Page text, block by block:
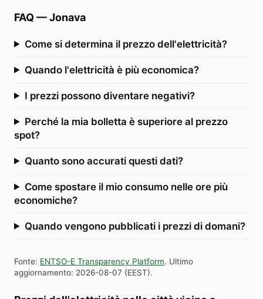
FAQ —Jonava
Come si determina il prezzo dell'elettricità?
Quando l'elettricità è più economica?
I prezzi possono diventare negativi?
Perché la mia bolletta è superiore al prezzo
spot?
Quanto sono accurati questi dati?
Come spostare il mio consumo nelle ore più
economiche?
Quando vengono pubblicati i prezzi di domani?
Fonte: ENTSO-E Transparency Platform. Ultimo
aggiornamento: 2026-08-07 (EEST).